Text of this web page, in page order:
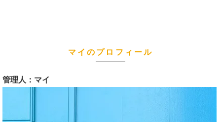
マイのプロフィール
管理人：マイ